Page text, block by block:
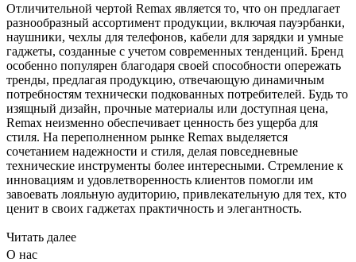
Отличительной чертой Remax является то, что он предлагает
разнообразный ассортимент продукции, включая пауэрбанки,
наушники, чехлы для телефонов, кабели для зарядки и умные
гаджеты, созданные с учетом современных тенденций. Бренд
особенно популярен благодаря своей способности опережать
тренды, предлагая продукцию, отвечающую динамичным
потребностям технически подкованных потребителей. Будь то
изящный дизайн, прочные материалы или доступная цена,
Remax неизменно обеспечивает ценность без ущерба для
стиля. На переполненном рынке Remax выделяется
сочетанием надежности и стиля, делая повседневные
технические инструменты более интересными. Стремление к
инновациям и удовлетворенность клиентов помогли им
завоевать лояльную аудиторию, привлекательную для тех, кто
ценит в своих гаджетах практичность и элегантность.
Читать далее
О нас